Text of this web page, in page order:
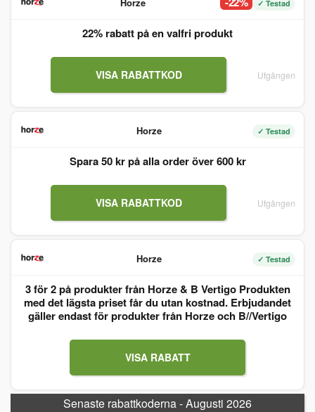
✓ Testad
22% rabatt på en valfri produkt
VISA RABATTKOD Utgången
Horze ✓ Testad
Spara 50 kr på alla order över 600 kr
VISA RABATTKOD Utgången
Horze ✓ Testad
3 för 2 på produkter från Horze & B Vertigo Produkten
med det lägsta priset får du utan kostnad. Erbjudandet
gäller endast för produkter från Horze och B//Vertigo
VISA RABATT
Senaste rabattkoderna - Augusti 2026